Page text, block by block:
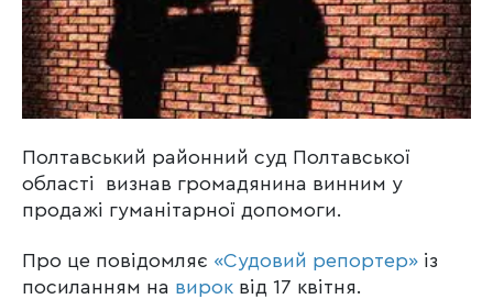
Полтавський районний суд Полтавської
області визнав громадянина винним у
продажі гуманітарної допомоги.
Про це повідомляє «Судовий репортер» із
посиланням на вирок від 17 квітня.